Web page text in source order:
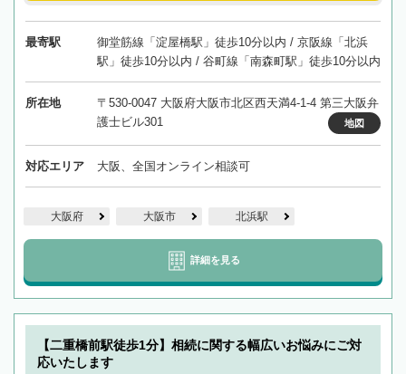
最寄駅
御堂筋線「淀屋橋駅」徒歩10分以内 / 京阪線「北浜
駅」徒歩10分以内 / 谷町線「南森町駅」徒歩10分以内
所在地
〒530-0047 大阪府大阪市北区西天満4-1-4 第三大阪弁
護士ビル301
地図
対応エリア 大阪、全国オンライン相談可
大阪府 大阪市 北浜駅
詳細を見る
【二重橋前駅徒歩1分】相続に関する幅広いお悩みにご対
応いたします